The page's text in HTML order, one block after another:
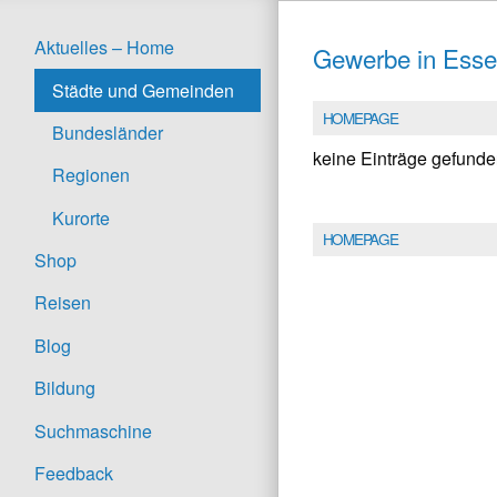
Aktuelles – Home
Städte und Gemeinden
Bundesländer
Regionen
Kurorte
Shop
Reisen
Blog
Bildung
Suchmaschine
Feedback
Gewerbe in
HOMEPAGE
keine Einträge
HOMEPAGE